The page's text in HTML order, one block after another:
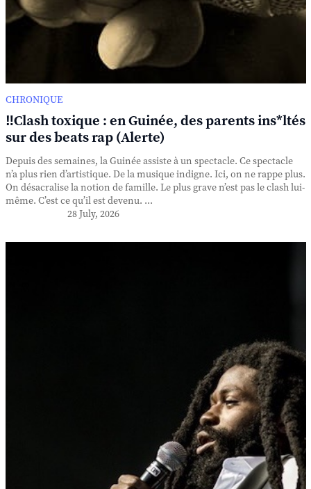
CHRONIQUE
‼️Clash toxique : en Guinée, des parents ins*ltés
sur des beats rap (Alerte)
Depuis des semaines, la Guinée assiste à un spectacle. Ce spectacle
n’a plus rien d’artistique. De la musique indigne. Ici, on ne rappe plus.
On désacralise la notion de famille. Le plus grave n’est pas le clash lui-
même. C’est ce qu’il est devenu. ...
28 July, 2026